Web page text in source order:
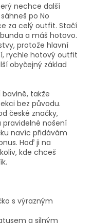
nechce další
po No
za celý outfit. Stačí
a máš hotovo.
protože hlavní
rychle hotový outfit
obyčejný základ
takže
bez původu.
české značky,
pravidelné nošení
navíc přidávám
Hoď ji na
kde chceš
s výrazným
a silným